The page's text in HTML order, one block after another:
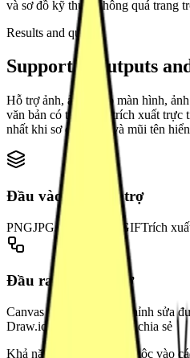
và sơ đồ kỹ thuật không quá trang
Results and quality
Supported outputs
Hỗ trợ ảnh, ảnh chụp màn hình,
văn bản có thể được trích xuất trực
nhất khi sơ đồ, nhãn và mũi tên
Đầu vào được hỗ trợ
PNGJPGJPEG GIFTrích
Đầu ra được hỗ trợ
Canvas ChatFlowchart chỉnh sửa
Draw.ioMermaid
Liên kết chia sẻ
Khả năng xuất tệp phụ thuộc vào